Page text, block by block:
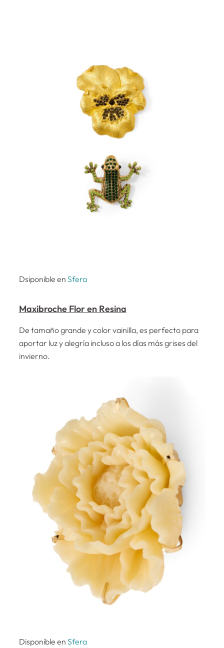
Dsiponible en Sfera
Maxibroche Flor en Resina
De tamaño grande y color vainilla, es perfecto para
aportar luz y alegría incluso a los días más grises del
invierno.
Disponible en Sfera